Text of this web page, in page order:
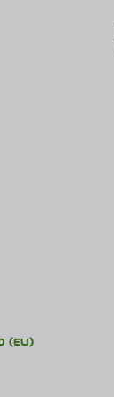
(EU)